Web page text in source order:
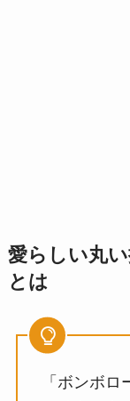
愛らしい丸
とは
「ボンボロ